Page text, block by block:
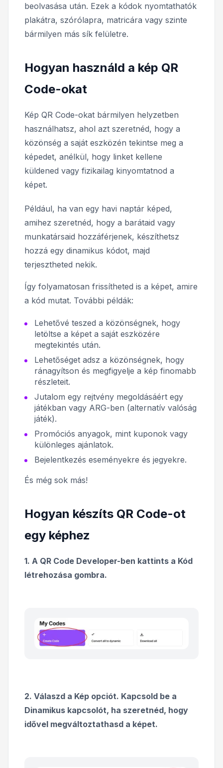
beolvasása után. Ezek a kódok nyomtathatók
plakátra, szórólapra, matricára vagy szinte
bármilyen más sík felületre.
Hogyan használd a kép QR
Code-okat
Kép QR Code-okat bármilyen helyzetben
használhatsz, ahol azt szeretnéd, hogy a
közönség a saját eszközén tekintse meg a
képedet, anélkül, hogy linket kellene
küldened vagy fizikailag kinyomtatnod a
képet.
Például, ha van egy havi naptár képed,
amihez szeretnéd, hogy a barátaid vagy
munkatársaid hozzáférjenek, készíthetsz
hozzá egy dinamikus kódot, majd
terjesztheted nekik.
Így folyamatosan frissítheted is a képet, amire
a kód mutat. További példák:
Lehetővé teszed a közönségnek, hogy
letöltse a képet a saját eszközére
megtekintés után.
Lehetőséget adsz a közönségnek, hogy
ránagyítson és megfigyelje a kép finomabb
részleteit.
Jutalom egy rejtvény megoldásáért egy
játékban vagy ARG-ben (alternatív valóság
játék).
Promóciós anyagok, mint kuponok vagy
különleges ajánlatok.
Bejelentkezés eseményekre és jegyekre.
És még sok más!
Hogyan készíts QR Code-ot
egy képhez
1. A QR Code Developer-ben kattints a Kód
létrehozása gombra.
2. Válaszd a Kép opciót. Kapcsold be a
Dinamikus kapcsolót, ha szeretnéd, hogy
idővel megváltoztathasd a képet.